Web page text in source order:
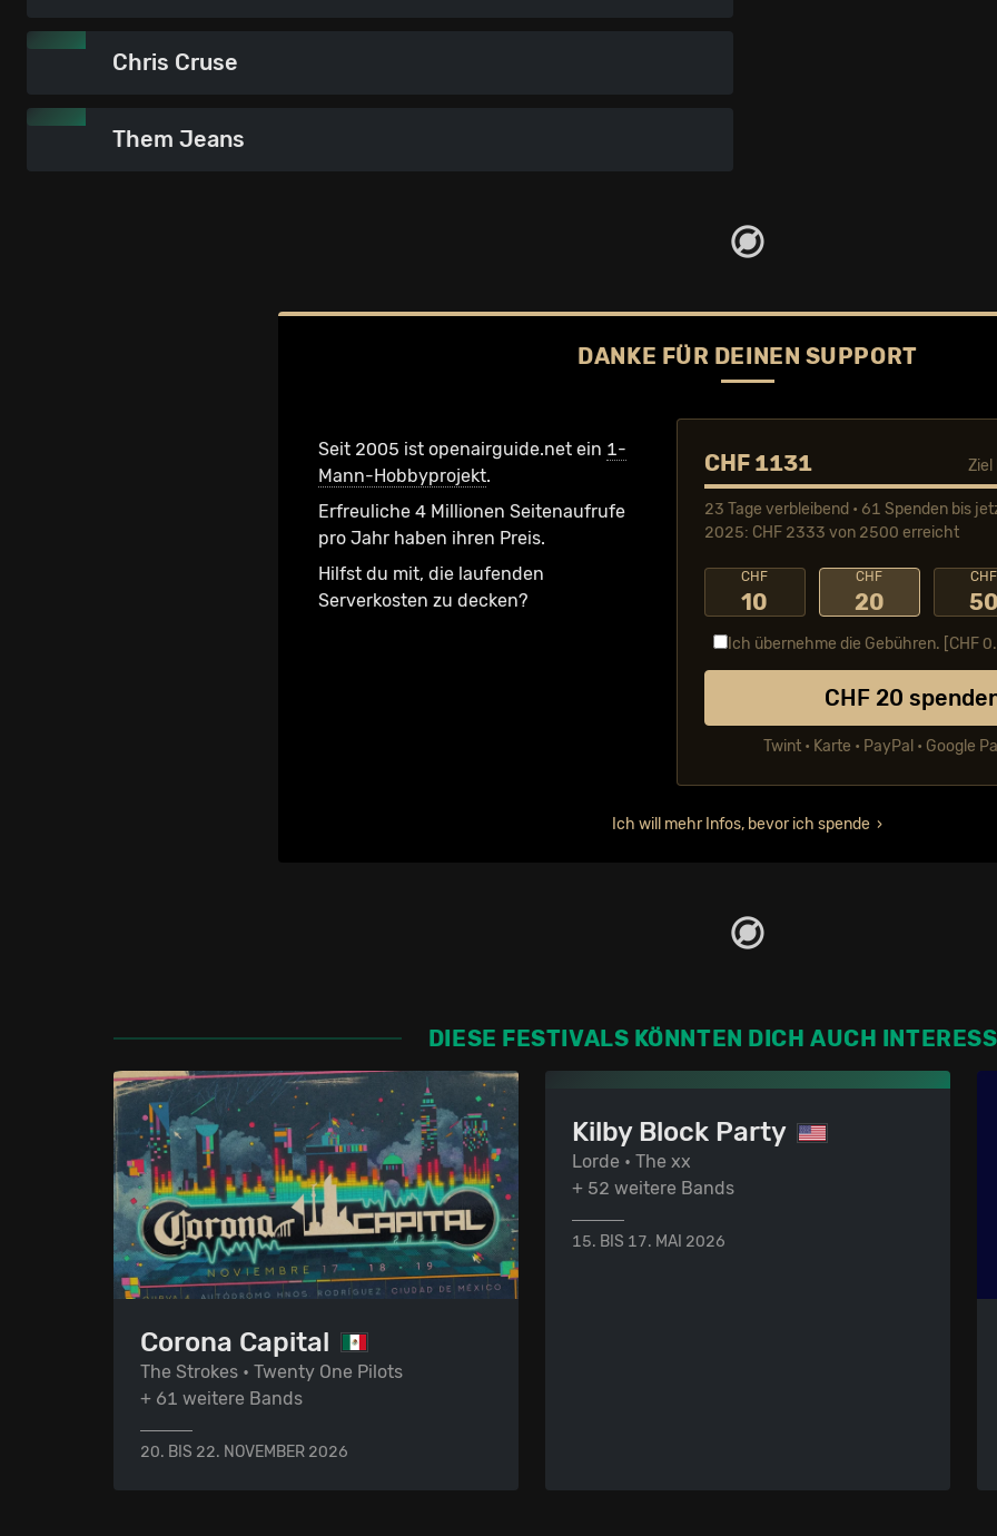
Chris Cruse
Them Jeans
DANKE FÜR DEINEN SUPPORT
Seit 2005 ist openairguide.net ein 1-
Mann-Hobbyprojekt.
Erfreuliche 4 Millionen Seiten­aufrufe
pro Jahr haben ihren Preis.
Hilfst du mit, die laufenden
Serverkosten zu decken?
CHF 1131
23 Tage verbleibend • 61 Spenden bis
2025: CHF 2333 von 2500 erreicht
CHF
10
CHF
20
CHF
50
Ich übernehme die Gebühren. [CHF
CHF 20
Twint • Karte • PayPal • Google
Ich will mehr Infos, bevor ich spende
DIESE FESTIVALS KÖNNTEN DICH AUCH
Corona Capital
The Strokes • Twenty One Pilots
+ 61 weitere Bands
20. BIS 22. NOVEMBER 2026
Kilby Block Party
Lorde • The xx
+ 52 weitere Bands
15. BIS 17. MAI 2026